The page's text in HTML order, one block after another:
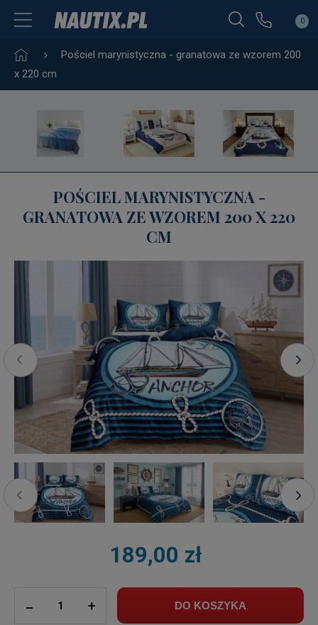
0
Pościel marynistyczna - granatowa ze wzorem 200
x 220 cm
POŚCIEL MARYNISTYCZNA -
GRANATOWA ZE WZOREM 200 X 220
CM
189,00 zł
+ DO KOSZYKA